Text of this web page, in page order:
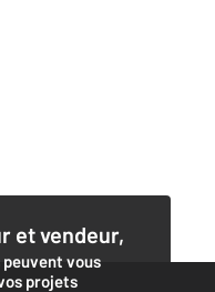
et vendeur,
vous
projets